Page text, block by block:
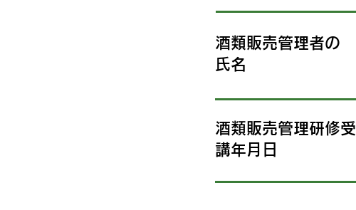
酒類販売管理者の
氏名
酒類販売管理研修受
講年月日